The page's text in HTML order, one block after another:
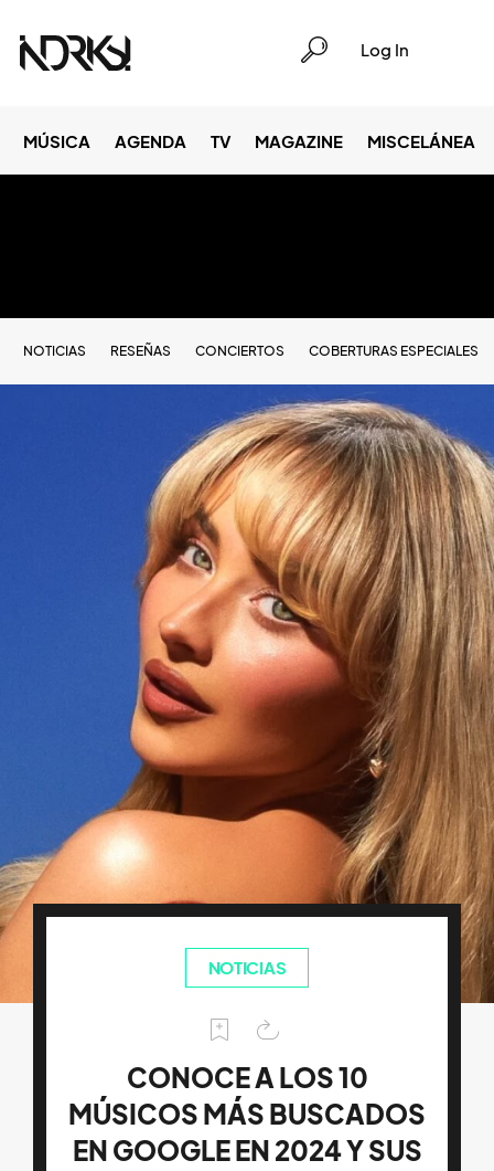
Log In
MÚSICA AGENDA TV MAGAZINE MISCELÁNEA
NOTICIAS RESEÑAS CONCIERTOS COBERTURAS ESPECIALES
NOTICIAS
CONOCE A LOS 10
MÚSICOS MÁS BUSCADOS
EN GOOGLE EN 2024 Y SUS